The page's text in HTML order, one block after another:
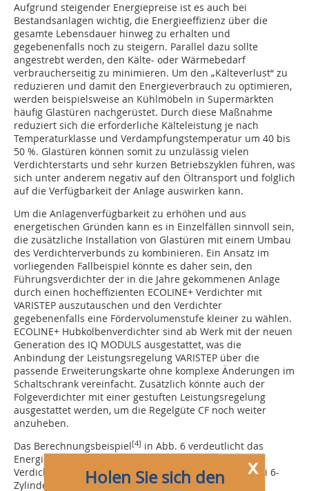
Aufgrund steigender Energiepreise ist es auch bei
Bestandsanlagen wichtig, die Energieeffizienz über die
gesamte Lebensdauer hinweg zu erhalten und
gegebenenfalls noch zu steigern. Parallel dazu sollte
angestrebt werden, den Kälte- oder Wärmebedarf
verbraucherseitig zu minimieren. Um den „Kälteverlust“ zu
reduzieren und damit den Energieverbrauch zu optimieren,
werden beispielsweise an Kühlmöbeln in Supermärkten
häufig Glastüren nachgerüstet. Durch diese Maßnahme
reduziert sich die erforderliche Kälteleistung je nach
Temperaturklasse und Verdampfungstemperatur um 40 bis
50 %. Glastüren können somit zu unzulässig vielen
Verdichterstarts und sehr kurzen Betriebszyklen führen, was
sich unter anderem negativ auf den Öltransport und folglich
auf die Verfügbarkeit der Anlage auswirken kann.
Um die Anlagenverfügbarkeit zu erhöhen und aus
energetischen Gründen kann es in Einzelfällen sinnvoll sein,
die zusätzliche Installation von Glastüren mit einem Umbau
des Verdichterverbunds zu kombinieren. Ein Ansatz im
vorliegenden Fallbeispiel könnte es daher sein, den
Führungsverdichter der in die Jahre gekommenen Anlage
durch einen hocheffizienten ECOLINE+ Verdichter mit
VARISTEP auszutauschen und den Verdichter
gegebenenfalls eine Fördervolumenstufe kleiner zu wählen.
ECOLINE+ Hubkolbenverdichter sind ab Werk mit der neuen
Generation des IQ MODULS ausgestattet, was die
Anbindung der Leistungsregelung VARISTEP über die
passende Erweiterungskarte ohne komplexe Änderungen im
Schaltschrank vereinfacht. Zusätzlich könnte auch der
Folgeverdichter mit einer gestuften Leistungsregelung
ausgestattet werden, um die Regelgüte CF noch weiter
anzuheben.
Das Berechnungsbeispiel[4] in Abb. 6 verdeutlicht das
Energieeinsparpotenzial durch den Einsatz von LSPM-
Verdichtern. Gegeben sei ein Parallelverbund aus zwei 6-
Zylinder-Hubkolbenverdichtern, von denen einer mit
x
Holen Sie sich den